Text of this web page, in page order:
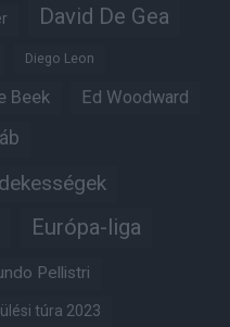
David De Gea
Diego Leon
Beek Ed Woodward
Európa-liga
Pellistri
túra 2023